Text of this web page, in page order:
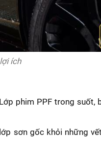
ích
phim PPF trong suốt,
sơn gốc khỏi những